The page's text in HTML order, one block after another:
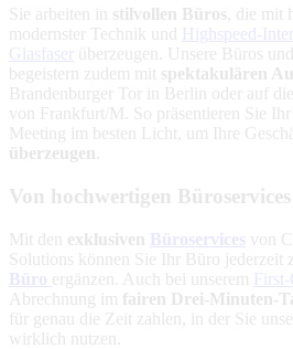
Sie arbeiten in stilvollen Büros, die mit
modernster Technik und Highspeed-
Glasfaser
überzeugen. Unsere Büros
begeistern zudem mit spektakulären
Brandenburger Tor in Berlin oder auf
von Frankfurt/M. So präsentieren Sie
Meeting im besten Licht, um Ihre
überzeugen
Von hochwertigen
Mit den exklusiven Büroservices von
Solutions können Sie Ihr Büro jederzeit
Büro ergänzen. Auch bei unserem
Abrechnung im fairen Drei-Minuten-
für genau die Zeit zahlen, in der Sie
wirklich nutzen.